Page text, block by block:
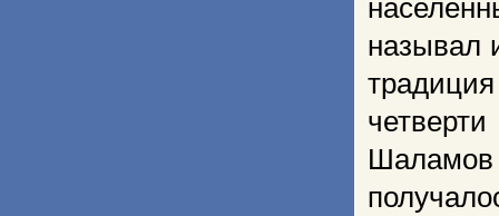
называл